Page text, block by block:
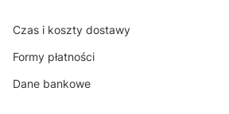
Czas i koszty dostawy
Formy płatności
Dane bankowe